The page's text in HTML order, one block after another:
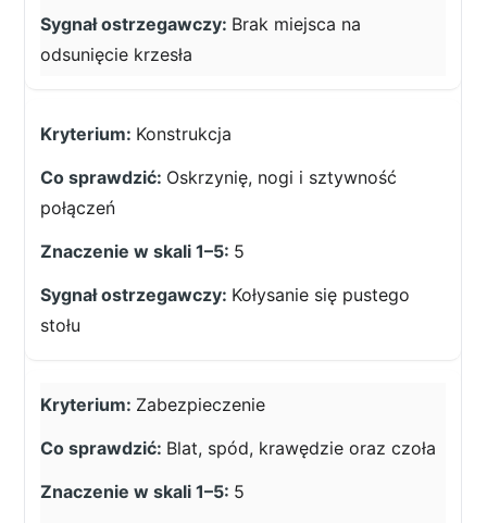
Brak miejsca na
odsunięcie krzesła
Konstrukcja
Oskrzynię, nogi i sztywność
połączeń
5
Kołysanie się pustego
stołu
Zabezpieczenie
Blat, spód, krawędzie oraz czoła
5